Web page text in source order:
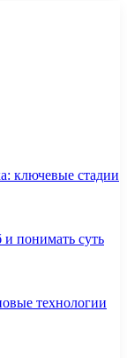
ключевые стадии
понимать суть
технологии